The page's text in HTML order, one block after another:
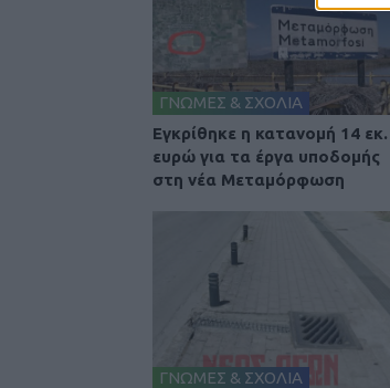
ΓΝΩΜΕΣ & ΣΧΟΛΙΑ
Εγκρίθηκε η κατανομή 14 εκ.
ευρώ για τα έργα υποδομής
στη νέα Μεταμόρφωση
ΓΝΩΜΕΣ & ΣΧΟΛΙΑ